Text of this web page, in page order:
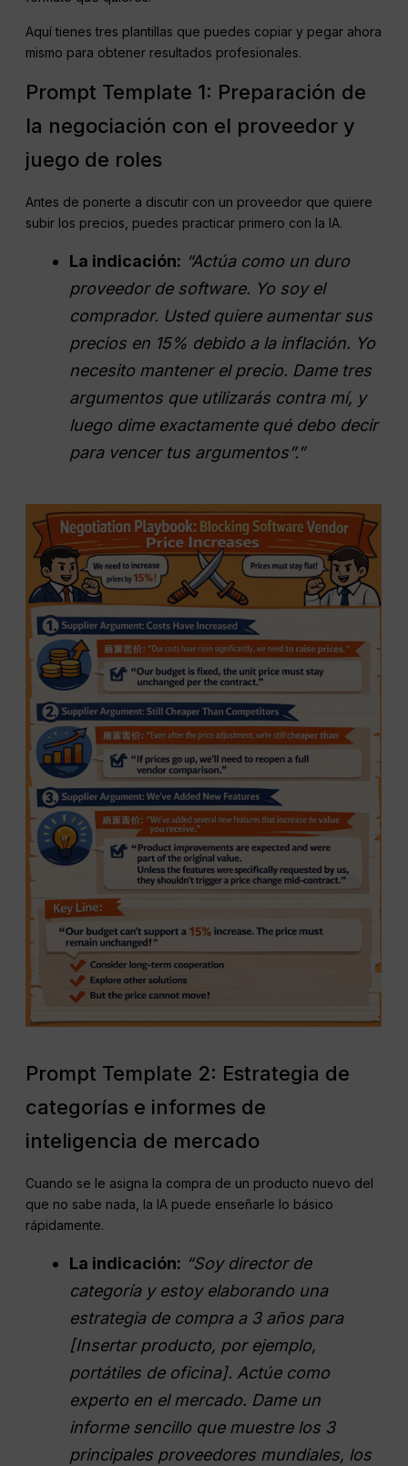
Aquí tienes tres plantillas que puedes copiar y pegar ahora
mismo para obtener resultados profesionales.
Prompt Template 1: Preparación de
la negociación con el proveedor y
juego de roles
Antes de ponerte a discutir con un proveedor que quiere
subir los precios, puedes practicar primero con la IA.
La indicación: “Actúa como un duro
proveedor de software. Yo soy el
comprador. Usted quiere aumentar sus
precios en 15% debido a la inflación. Yo
necesito mantener el precio. Dame tres
argumentos que utilizarás contra mí, y
luego dime exactamente qué debo decir
para vencer tus argumentos”.”
Prompt Template 2: Estrategia de
categorías e informes de
inteligencia de mercado
Cuando se le asigna la compra de un producto nuevo del
que no sabe nada, la IA puede enseñarle lo básico
rápidamente.
La indicación: “Soy director de
categoría y estoy elaborando una
estrategia de compra a 3 años para
[Insertar producto, por ejemplo,
portátiles de oficina]. Actúe como
experto en el mercado. Dame un
informe sencillo que muestre los 3
principales proveedores mundiales, los